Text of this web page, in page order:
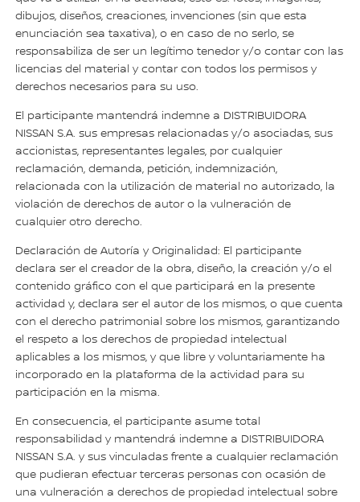
dibujos, diseños, creaciones, invenciones (sin que esta
enunciación sea taxativa), o en caso de no serlo, se
responsabiliza de ser un legítimo tenedor y/o contar con las
licencias del material y contar con todos los permisos y
derechos necesarios para su uso.
El participante mantendrá indemne a DISTRIBUIDORA
NISSAN S.A. sus empresas relacionadas y/o asociadas, sus
accionistas, representantes legales, por cualquier
reclamación, demanda, petición, indemnización,
relacionada con la utilización de material no autorizado, la
violación de derechos de autor o la vulneración de
cualquier otro derecho.
Declaración de Autoría y Originalidad: El participante
declara ser el creador de la obra, diseño, la creación y/o el
contenido gráfico con el que participará en la presente
actividad y, declara ser el autor de los mismos, o que cuenta
con el derecho patrimonial sobre los mismos, garantizando
el respeto a los derechos de propiedad intelectual
aplicables a los mismos, y que libre y voluntariamente ha
incorporado en la plataforma de la actividad para su
participación en la misma.
En consecuencia, el participante asume total
responsabilidad y mantendrá indemne a DISTRIBUIDORA
NISSAN S.A. y sus vinculadas frente a cualquier reclamación
que pudieran efectuar terceras personas con ocasión de
una vulneración a derechos de propiedad intelectual sobre